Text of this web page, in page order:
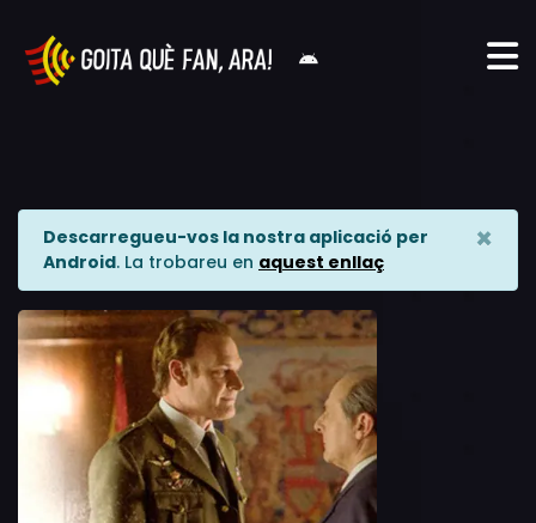
Descarregueu-vos la nostra aplicació per
Android. La trobareu en aquest enllaç
×